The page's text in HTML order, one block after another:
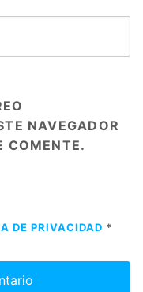
NAVEGADOR
COMENTE.
DE PRIVACIDAD *